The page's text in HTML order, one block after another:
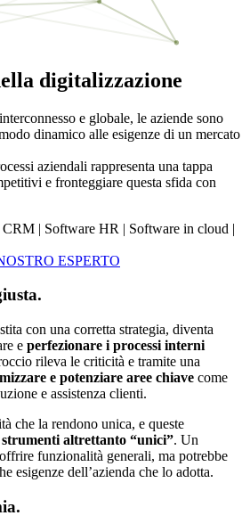
digitalizzazione
e globale, le aziende sono
dinamico alle esigenze di un mercato
aziendali rappresenta una tappa
e fronteggiare questa sfida con
| Software HR | Software in cloud |
ESPERTO
con una corretta strategia, diventa
e perfezionare i processi interni
rileva le criticità e tramite una
e potenziare aree chiave come
e assistenza clienti.
che la rendono unica, e queste
strumenti altrettanto “unici”. Un
funzionalità generali, ma potrebbe
esigenze dell’azienda che lo adotta.